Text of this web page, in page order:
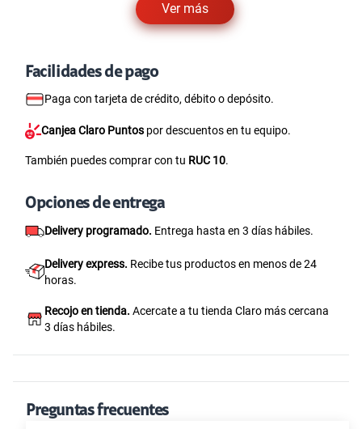
Ver más
Facilidades de pago
Paga con tarjeta de crédito, débito o depósito.
Canjea Claro Puntos por descuentos en tu equipo.
También puedes comprar con tu RUC 10.
Opciones de entrega
Delivery programado. Entrega hasta en 3 días hábiles.
Delivery express. Recibe tus productos en menos de 24
horas.
Recojo en tienda. Acercate a tu tienda Claro más cercana
3 días hábiles.
Preguntas frecuentes